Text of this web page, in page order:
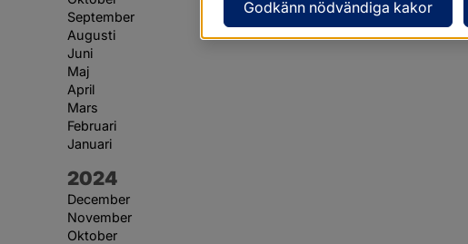
September
Augusti
Juni
Maj
April
Mars
Februari
Januari
År:
2024
December
November
Oktober
Godkänn nödvändiga kakor